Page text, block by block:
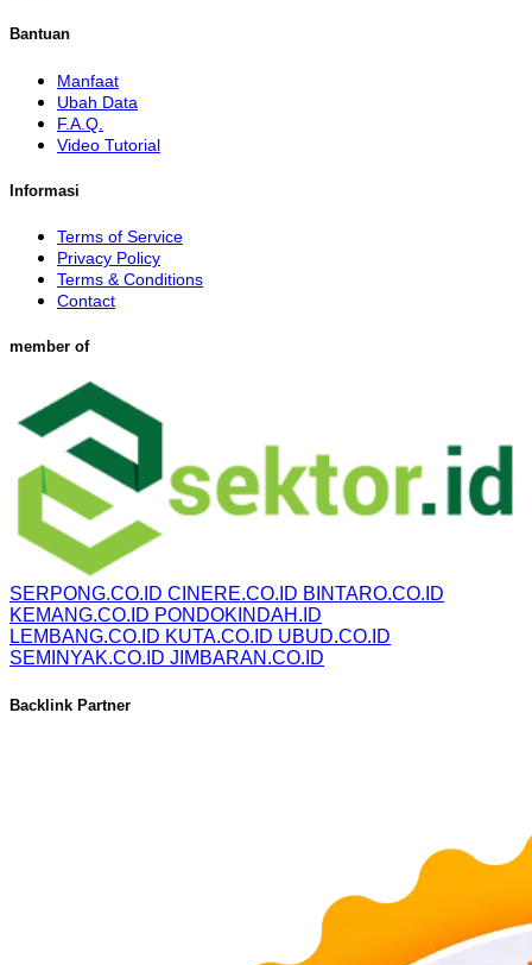
Bantuan
Manfaat
Ubah Data
F.A.Q.
Video Tutorial
Informasi
Terms of Service
Privacy Policy
Terms & Conditions
Contact
member of
SERPONG.CO.ID CINERE.CO.ID BINTARO.CO.ID
KEMANG.CO.ID PONDOKINDAH.ID
LEMBANG.CO.ID KUTA.CO.ID UBUD.CO.ID
SEMINYAK.CO.ID JIMBARAN.CO.ID
Backlink Partner